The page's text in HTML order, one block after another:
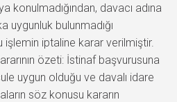
davacı adına
uygunluk bulunmadığı
iptaline karar verilmiştir.
özeti: İstinaf başvurusuna
uygun olduğu ve davalı idare
söz konusu kararın